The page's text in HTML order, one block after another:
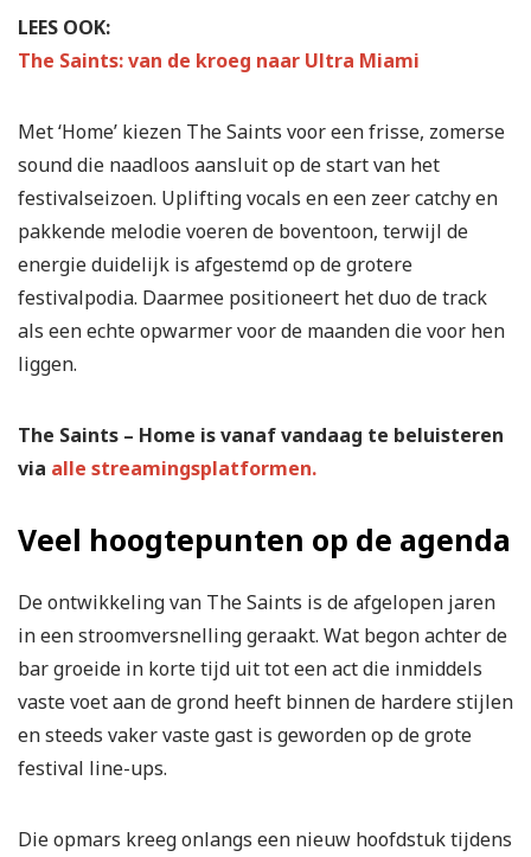
LEES OOK:
The Saints: van de kroeg naar Ultra Miami
Met ‘Home’ kiezen The Saints voor een frisse, zomerse
sound die naadloos aansluit op de start van het
festivalseizoen. Uplifting vocals en een zeer catchy en
pakkende melodie voeren de boventoon, terwijl de
energie duidelijk is afgestemd op de grotere
festivalpodia. Daarmee positioneert het duo de track
als een echte opwarmer voor de maanden die voor hen
liggen.
The Saints – Home is vanaf vandaag te beluisteren
via alle streamingsplatformen.
Veel hoogtepunten op de agenda
De ontwikkeling van The Saints is de afgelopen jaren
in een stroomversnelling geraakt. Wat begon achter de
bar groeide in korte tijd uit tot een act die inmiddels
vaste voet aan de grond heeft binnen de hardere stijlen
en steeds vaker vaste gast is geworden op de grote
festival line-ups.
Die opmars kreeg onlangs een nieuw hoofdstuk tijdens